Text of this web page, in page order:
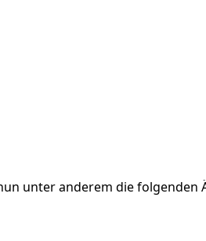
unter anderem die folgenden